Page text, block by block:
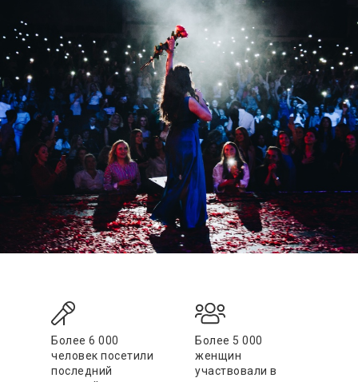
Более 6 000
человек посетили
последний
Более 5 000
женщин
участвовали в